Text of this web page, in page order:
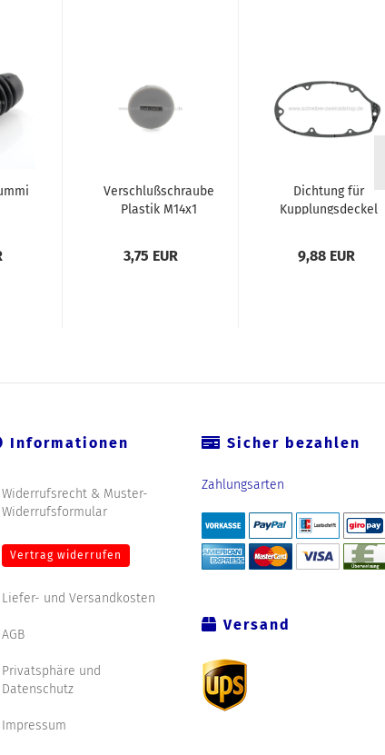
Verschlußschraube
Plastik M14x1
3,75 EUR
Dichtung für
Kupplungsdeckel
9,88 EUR
Informationen
Widerrufsrecht & Muster-
Widerrufsformular
Vertrag widerrufen
Liefer- und Versandkosten
AGB
Privatsphäre und
Datenschutz
Impressum
Sicher bezahlen
Zahlungsarten
Versand